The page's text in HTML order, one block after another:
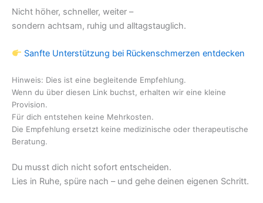
Nicht höher, schneller, weiter –
sondern achtsam, ruhig und alltagstauglich.
Sanfte Unterstützung bei Rückenschmerzen entdecken
Hinweis: Dies ist eine begleitende Empfehlung.
Wenn du über diesen Link buchst, erhalten wir eine kleine
Provision.
Für dich entstehen keine Mehrkosten.
Die Empfehlung ersetzt keine medizinische oder therapeutische
Beratung.
Du musst dich nicht sofort entscheiden.
Lies in Ruhe, spüre nach – und gehe deinen eigenen Schritt.